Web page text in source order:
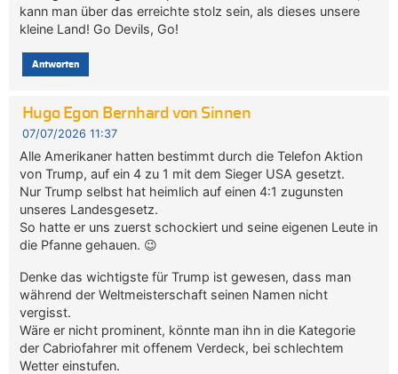
kann man über das erreichte stolz sein, als dieses unsere
kleine Land! Go Devils, Go!
Antworten
Hugo Egon Bernhard von Sinnen
07/07/2026 11:37
Alle Amerikaner hatten bestimmt durch die Telefon Aktion
von Trump, auf ein 4 zu 1 mit dem Sieger USA gesetzt.
Nur Trump selbst hat heimlich auf einen 4:1 zugunsten
unseres Landesgesetz.
So hatte er uns zuerst schockiert und seine eigenen Leute in
die Pfanne gehauen. 😉
Denke das wichtigste für Trump ist gewesen, dass man
während der Weltmeisterschaft seinen Namen nicht
vergisst.
Wäre er nicht prominent, könnte man ihn in die Kategorie
der Cabriofahrer mit offenem Verdeck, bei schlechtem
Wetter einstufen.